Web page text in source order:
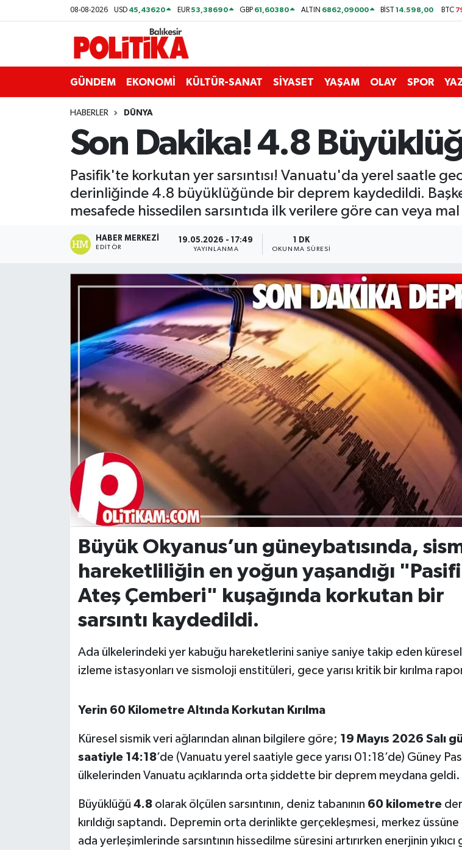
08-08-2026 USD 45,43620 EUR53,38690 GBP 61,60380 ALTIN 6862,09000 BİST14.598,00 BTC
GÜNDEM EKONOMİ KÜLTÜR-SANAT SİYASET YAŞAM OLAY SPOR
HABERLER DÜNYA
Son Dakika! 4.8
Pasifik'te korkutan yer sarsıntısı! Vanuatu'da yerel saatle
derinliğinde 4.8 büyüklüğünde bir deprem kaydedildi.
mesafede hissedilen sarsıntıda ilk verilere göre can veya mal
HABER MERKEZI
EDITÖR
19.05.2026 - 17:49
YAYINLANMA
1 DK
OKUNMA SÜRESI
Büyük Okyanus’un güneybatısında,
hareketliliğin en yoğun yaşandığı
Ateş Çemberi" kuşağında korkutan bir
sarsıntı kaydedildi.
Ada ülkelerindeki yer kabuğu hareketlerini saniye saniye takip eden
izleme istasyonları ve sismoloji enstitüleri, gece yarısı kritik bir kırılma
Yerin 60 Kilometre Altında Korkutan Kırılma
Küresel sismik veri ağlarından alınan bilgilere göre; 19 Mayıs 2026 Salı
saatiyle 14:18’de (Vanuatu yerel saatiyle gece yarısı 01:18’de) Güney
ülkelerinden Vanuatu açıklarında orta şiddette bir deprem meydana geldi.
Büyüklüğü 4.8olarak ölçülen sarsıntının, deniz tabanının 60 kilometre
kırıldığı saptandı. Depremin orta derinlikte gerçekleşmesi, merkez üssüne
ada yerleşimlerinde sarsıntının hissedilme süresini artırırken enerjinin yıkıcı
ASTROLOJİ
Bandırma
Burhaniye
Edremit
EKONOMİ
KÜLTÜR-SANAT
OTOMOTİV
Balıkesir Nöbetçi Eczaneler
Balıkesir Hava Durumu
Balıkesir Namaz Vakitleri
Balıkesir Trafik Yoğunluk Haritası
Süper Lig Puan Durumu ve Fikstür
Son Dakika Haberleri